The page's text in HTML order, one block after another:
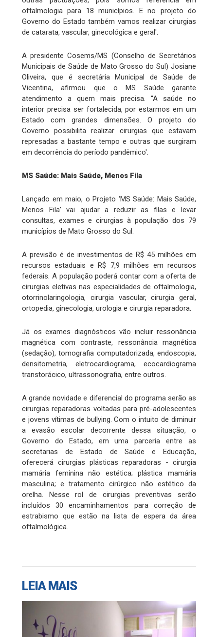
oftalmologia para 18 municípios. E no projeto do
Governo do Estado também vamos realizar cirurgias
de catarata, vascular, ginecológica e geral'.
A presidente Cosems/MS (Conselho de Secretários
Municipais de Saúde de Mato Grosso do Sul) Josiane
Oliveira, que é secretária Municipal de Saúde de
Vicentina, afirmou que o MS Saúde garante
atendimento a quem mais precisa. “A saúde no
interior precisa ser fortalecida, por estarmos em um
Estado com grandes dimensões. O projeto do
Governo possibilita realizar cirurgias que estavam
represadas a bastante tempo e outras que surgiram
em decorrência do período pandêmico'.
MS Saúde: Mais Saúde, Menos Fila
Lançado em maio, o Projeto ‘MS Saúde: Mais Saúde,
Menos Fila’ vai ajudar a reduzir as filas e levar
consultas, exames e cirurgias à população dos 79
municípios de Mato Grosso do Sul.
A previsão é de investimentos de R$ 45 milhões em
recursos estaduais e R$ 7,9 milhões em recursos
federais. A população poderá contar com a oferta de
cirurgias eletivas nas especialidades de oftalmologia,
otorrinolaringologia, cirurgia vascular, cirurgia geral,
ortopedia, ginecologia, urologia e cirurgia reparadora.
Já os exames diagnósticos vão incluir ressonância
magnética com contraste, ressonância magnética
(sedação), tomografia computadorizada, endoscopia,
densitometria, eletrocardiograma, ecocardiograma
transtorácico, ultrassonografia, entre outros.
A grande novidade e diferencial do programa serão as
cirurgias reparadoras voltadas para pré-adolescentes
e jovens vítimas de bullying. Com o intuito de diminuir
a evasão escolar decorrente dessa situação, o
Governo do Estado, em uma parceria entre as
secretarias de Estado de Saúde e Educação,
oferecerá cirurgias plásticas reparadoras - cirurgia
mamária feminina não estética; plástica mamária
masculina; e tratamento cirúrgico não estético da
orelha. Nesse rol de cirurgias preventivas serão
incluídos 30 encaminhamentos para correção de
estrabismo que estão na lista de espera da área
oftalmológica.
LEIA MAIS